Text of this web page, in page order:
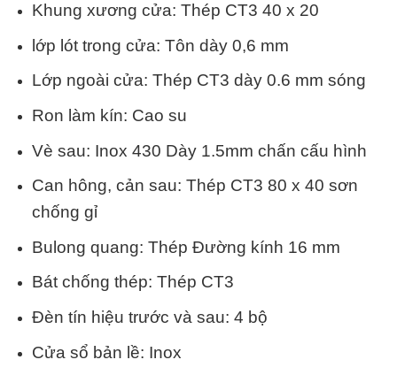
Khung xương cửa: Thép CT3 40 x 20
lớp lót trong cửa: Tôn dày 0,6 mm
Lớp ngoài cửa: Thép CT3 dày 0.6 mm sóng
Ron làm kín: Cao su
Vè sau: Inox 430 Dày 1.5mm chấn cấu hình
Can hông, cản sau: Thép CT3 80 x 40 sơn
chống gỉ
Bulong quang: Thép Đường kính 16 mm
Bát chống thép: Thép CT3
Đèn tín hiệu trước và sau: 4 bộ
Cửa sổ bản lề: Inox